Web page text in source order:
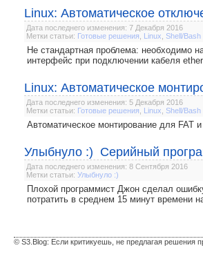
Linux: Автоматическое
Дата последнего изменения: 7 Декабря 2016
Метки статьи: Готовые решения Linux Shell/Bash
Не стандартная проблема: необходимо
интерфейс при подключении кабеля
Linux: Автоматическое
Дата последнего изменения: 5 Декабря 2016
Метки статьи: Готовые решения Linux Shell/Bash
Автоматическое монтирование для FAT
Улыбнуло :) Серийный
Дата последнего изменения: 8 Сентября 2016
Метки статьи: Улыбнуло :)
Плохой программист Джон сделал
потратить в среднем 15 минут времени
© S3.Blog: Если критикуешь, не предлагая решения